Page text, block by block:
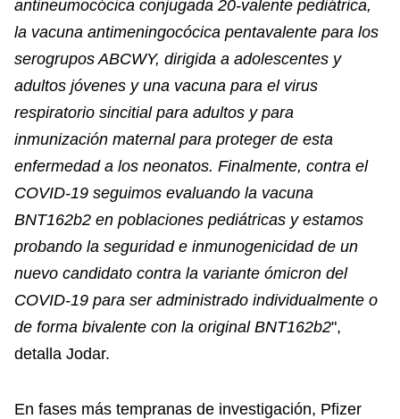
antineumocócica conjugada 20-valente pediátrica,
la vacuna antimeningocócica pentavalente para los
serogrupos ABCWY, dirigida a adolescentes y
adultos jóvenes y una vacuna para el virus
respiratorio sincitial para adultos y para
inmunización maternal para proteger de esta
enfermedad a los neonatos. Finalmente, contra el
COVID-19 seguimos evaluando la vacuna
BNT162b2 en poblaciones pediátricas y estamos
probando la seguridad e inmunogenicidad de un
nuevo candidato contra la variante ómicron del
COVID-19 para ser administrado individualmente o
de forma bivalente con la original BNT162b2",
detalla Jodar.
En fases más tempranas de investigación, Pfizer